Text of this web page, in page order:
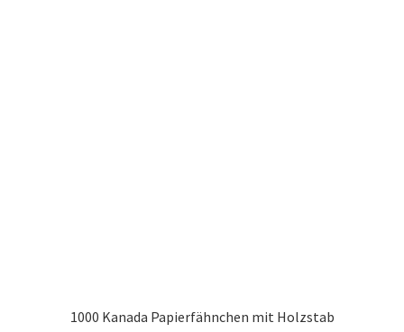
1000 Kanada Papierfähnchen mit Holzstab